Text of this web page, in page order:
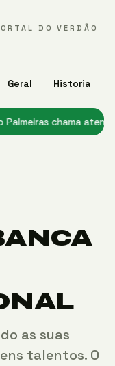
DO VERDÃO
Geral Historia
chama atenção e
as suas
talentos. O